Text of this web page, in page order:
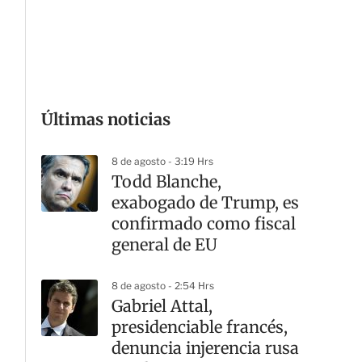
Últimas noticias
8 de agosto - 3:19 Hrs
Todd Blanche,
exabogado de Trump, es
confirmado como fiscal
general de EU
8 de agosto - 2:54 Hrs
Gabriel Attal,
presidenciable francés,
denuncia injerencia rusa